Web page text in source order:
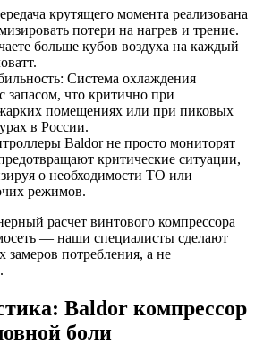
крутящего момента реализована
потери на нагрев и трение.
больше кубов воздуха на каждый
Система охлаждения
запасом, что критично при
помещениях или при пиковых
в России.
Baldor не просто мониторят
критические ситуации,
о необходимости ТО или
режимов.
расчет винтового компрессора
— наши специалисты сделают
замеров потребления, а не
Baldor компрессор
боли